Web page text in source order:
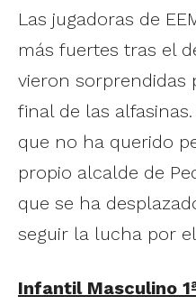
Las jugadoras de
más fuertes tras el
vieron sorprendidas
final de las
que no ha querido
propio alcalde de
que se ha
seguir la lucha por
Infantil Masculino